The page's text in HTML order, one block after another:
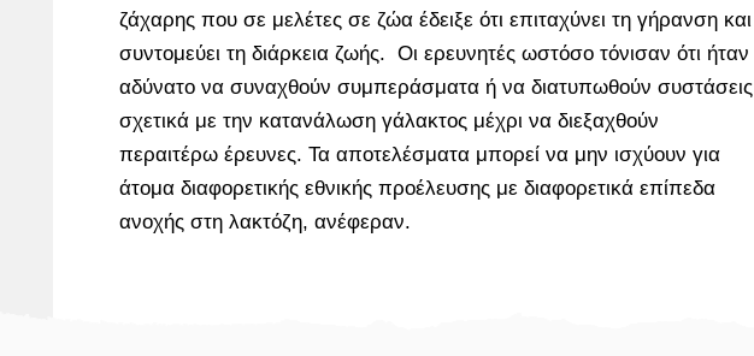
ζάχαρης που σε μελέτες σε ζώα έδειξε ότι επιταχύνει τη γήρανση και
συντομεύει τη διάρκεια ζωής. Οι ερευνητές ωστόσο τόνισαν ότι ήταν
αδύνατο να συναχθούν συμπεράσματα ή να διατυπωθούν συστάσεις
σχετικά με την κατανάλωση γάλακτος μέχρι να διεξαχθούν
περαιτέρω έρευνες. Τα αποτελέσματα μπορεί να μην ισχύουν για
άτομα διαφορετικής εθνικής προέλευσης με διαφορετικά επίπεδα
ανοχής στη λακτόζη, ανέφεραν.